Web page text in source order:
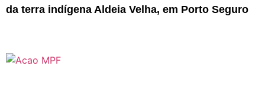
da terra indígena Aldeia Velha, em Porto Seguro